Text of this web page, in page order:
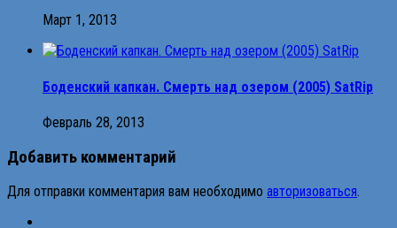
Март 1, 2013
Боденский капкан. Смерть над озером (2005) SatRip
Февраль 28, 2013
Добавить комментарий
Для отправки комментария вам необходимо авторизоваться.